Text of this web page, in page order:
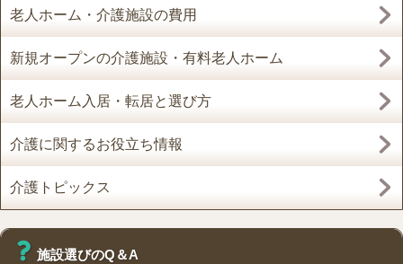
老人ホーム・介護施設の費用
新規オープンの介護施設・有料老人ホーム
老人ホーム入居・転居と選び方
介護に関するお役立ち情報
介護トピックス
施設選びのQ＆A